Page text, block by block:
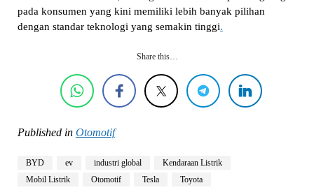
pada konsumen yang kini memiliki lebih banyak pilihan
dengan standar teknologi yang semakin tinggi.
Share this…
Published in Otomotif
BYD ev industri global
Kendaraan Listrik
Mobil Listrik
Otomotif Tesla Toyota